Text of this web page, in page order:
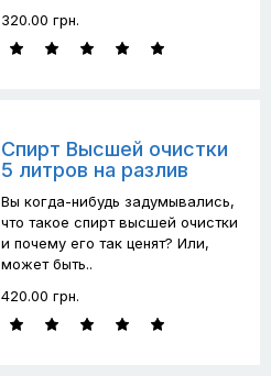
320.00 грн.
Спирт Высшей очистки
5 литров на разлив
Вы когда-нибудь задумывались,
что такое спирт высшей очистки
и почему его так ценят? Или,
может быть..
420.00 грн.